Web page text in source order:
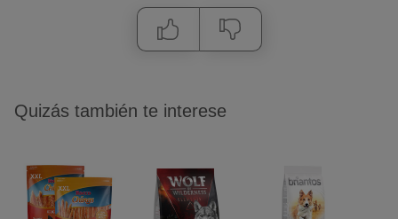
Quizás también te interese